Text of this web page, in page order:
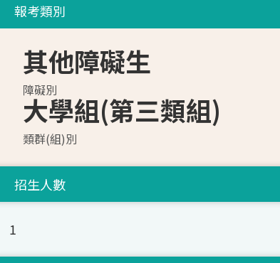
報考類別
其他障礙生
障礙別
大學組(第三類組)
類群(組)別
招生人數
1